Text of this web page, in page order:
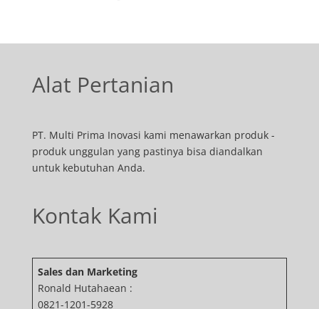
Alat Pertanian
PT. Multi Prima Inovasi kami menawarkan produk -
produk unggulan yang pastinya bisa diandalkan
untuk kebutuhan Anda.
Kontak Kami
Sales dan Marketing
Ronald Hutahaean :
0821-1201-5928